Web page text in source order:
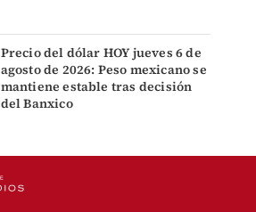
Precio del dólar HOY jueves 6 de
agosto de 2026: Peso mexicano se
mantiene estable tras decisión
del Banxico